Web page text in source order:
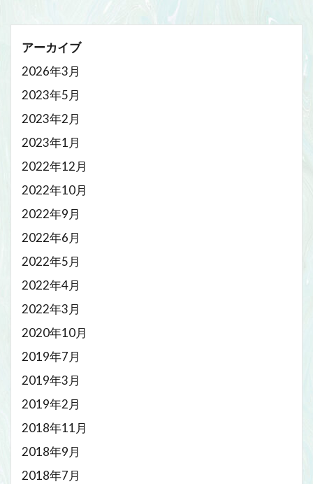
アーカイブ
2026年3月
2023年5月
2023年2月
2023年1月
2022年12月
2022年10月
2022年9月
2022年6月
2022年5月
2022年4月
2022年3月
2020年10月
2019年7月
2019年3月
2019年2月
2018年11月
2018年9月
2018年7月